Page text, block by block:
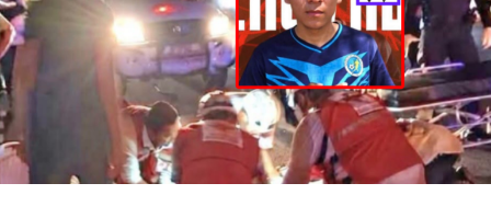
En la etapa inicial, más de 19 mil viviendas serán
intervenidas en el Reparto Universitario, condominios
Atlanta y la Gran Manzana de la colonia Zacamil, del
distrito Mejicanos; colonia Ciudad Futura etapas 1, 2 y 3,
del distrito Cuscatancingo; colonia Elisa y condominio
Cayalá, en el distrito Ciudad Delgado y la residencial
Santísima Trinidad etapas 1,2 y 3, del distrito